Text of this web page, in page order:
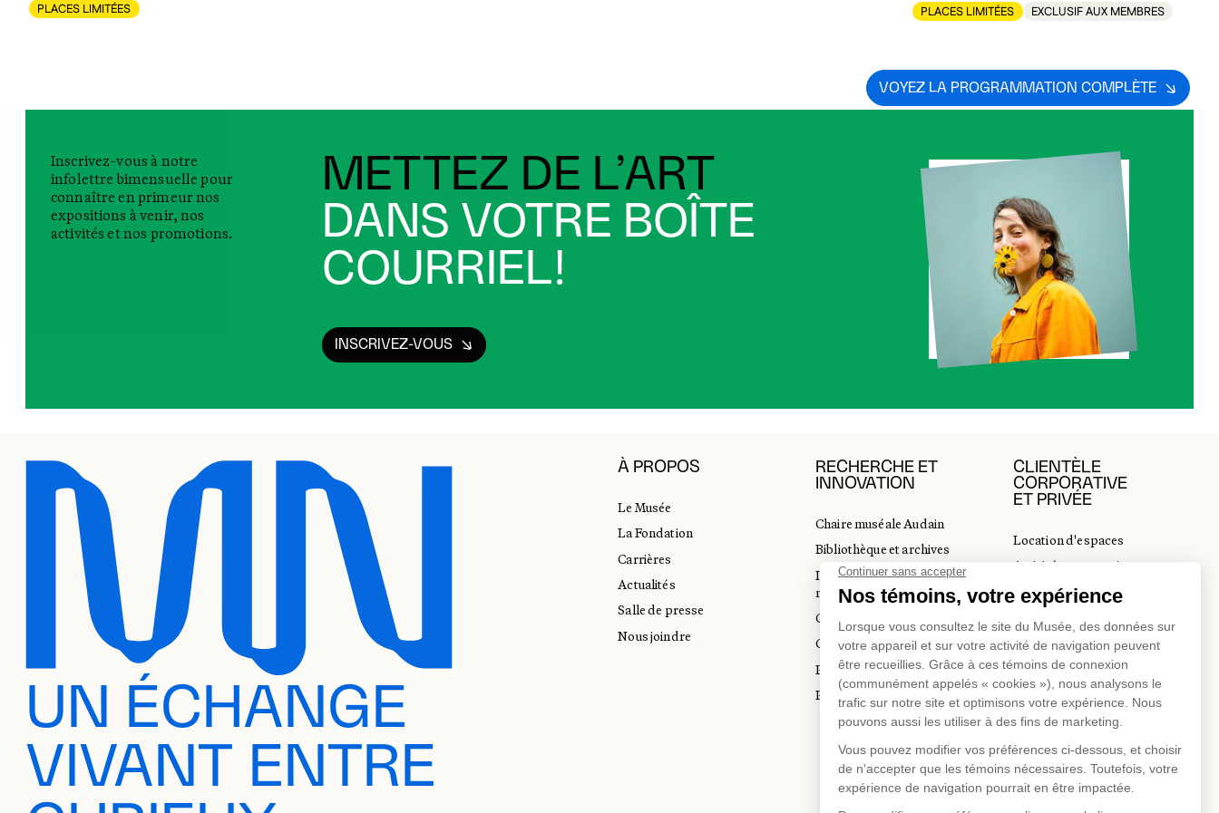
PLACES LIMITÉES PLACES LIMITÉES EXCLUSIF AUX MEMBRES
VOYEZ LA PROGRAMMATION COMPLÈTE
METTEZ DE L’ART
DANS VOTRE BOÎTE
COURRIEL!
Inscrivez-vous à notre
infolettre bimensuelle pour
connaître en primeur nos
expositions à venir, nos
activités et nos promotions.
INSCRIVEZ-VOUS
UN ÉCHANGE
VIVANT ENTRE
À PROPOS
Le Musée
La Fondation
Carrières
Actualités
Salle de presse
Nous joindre
RECHERCHE ET
INNOVATION
Chaire muséale Audain
Bibliothèque et archives
Incubateur d’innovations
muséales
Guide de numérisation 3D
Commandes d'images
Prix en art actuel
Prix Lynne-Cohen
CLIENTÈLE
CORPORATIVE
ET PRIVÉE
Location d'espaces
Activités corporatives
Location d'œuvres
du tourisme